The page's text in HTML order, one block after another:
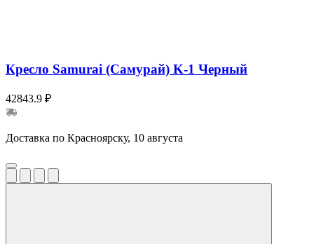
Кресло Samurai (Самурай) K-1 Черный
42843.9 ₽
Доставка по Красноярску, 10 августа